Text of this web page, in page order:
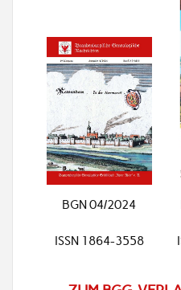
BGN 04/2024
ISSN 1864-3558